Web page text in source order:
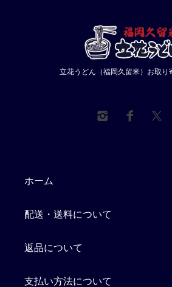
立花うどん（福岡久留米）お取り
ホーム
配送・送料について
返品について
支払い方法について